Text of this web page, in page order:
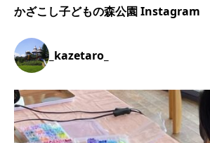
かざこし子どもの森公園 Instagram
_kazetaro_